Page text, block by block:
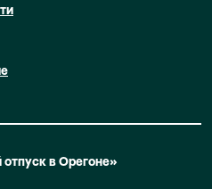
в Орегоне»